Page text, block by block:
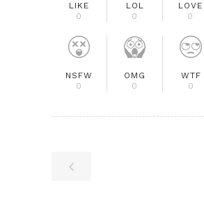
LIKE
0
LOL
0
LOVE
0
NSFW
0
OMG
0
WTF
0